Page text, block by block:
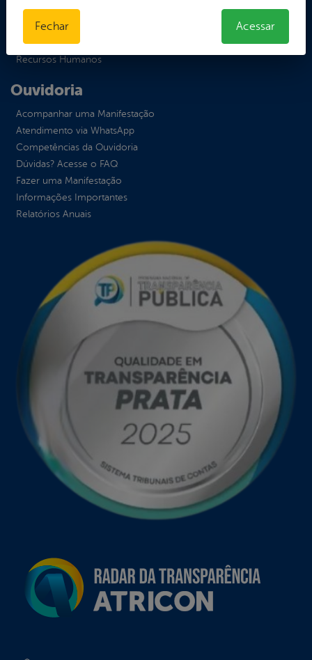
Planejamento e
Prestação de Contas
Receitas
Recursos Humanos
Ouvidoria
Acompanhar uma Manifestação
Atendimento via WhatsApp
Competências da Ouvidoria
Dúvidas? Acesse o FAQ
Fazer uma Manifestação
Informações Importantes
Relatórios Anuais
Fechar Acessar